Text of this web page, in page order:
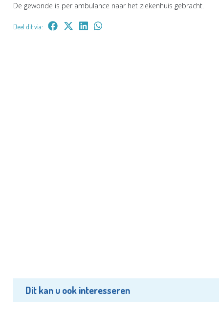
De gewonde is per ambulance naar het ziekenhuis gebracht.
Deel dit via:
Dit kan u ook interesseren